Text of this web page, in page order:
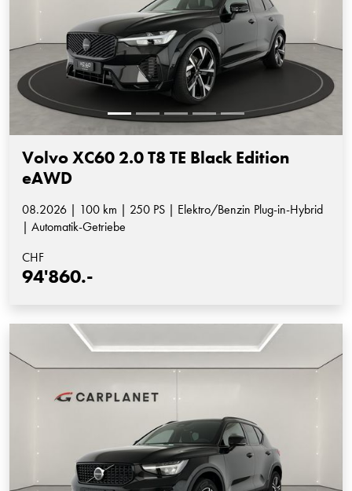
Volvo XC60 2.0 T8 TE Black Edition
eAWD
08.2026 | 100 km | 250 PS | Elektro/Benzin Plug-in-Hybrid
| Automatik-Getriebe
CHF
94'860.-